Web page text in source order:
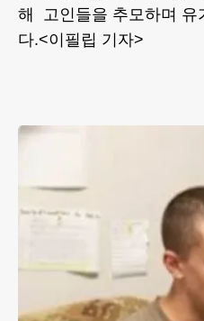
해 고인들을 추모하며 유
다.<이필립 기자>